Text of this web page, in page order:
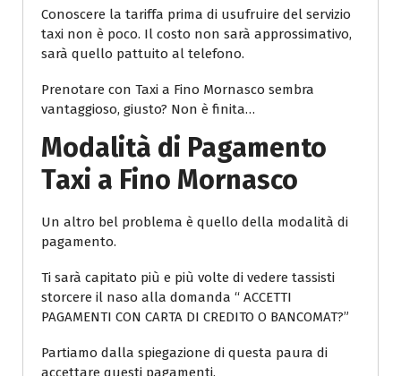
Conoscere la tariffa prima di usufruire del servizio
taxi non è poco. Il costo non sarà approssimativo,
sarà quello pattuito al telefono.
Prenotare con Taxi a Fino Mornasco sembra
vantaggioso, giusto? Non è finita…
Modalità di Pagamento
Taxi a Fino Mornasco
Un altro bel problema è quello della modalità di
pagamento.
Ti sarà capitato più e più volte di vedere tassisti
storcere il naso alla domanda “ ACCETTI
PAGAMENTI CON CARTA DI CREDITO O BANCOMAT?”
Partiamo dalla spiegazione di questa paura di
accettare questi pagamenti.